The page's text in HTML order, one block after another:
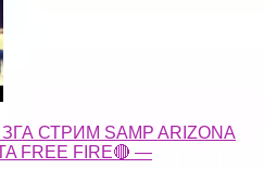
СТРИМ SAMP ARIZONA
FREE FIRE🔴 —